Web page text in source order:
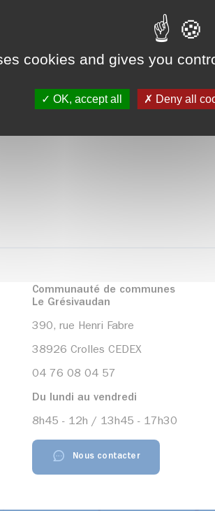
cookies and gives you
OK, accept all Deny all
Communauté de communes
Le Grésivaudan
390, rue Henri Fabre
38926 Crolles CEDEX
04 76 08 04 57
Du lundi au vendredi
8h45 - 12h / 13h45 - 17h30
Nous contacter